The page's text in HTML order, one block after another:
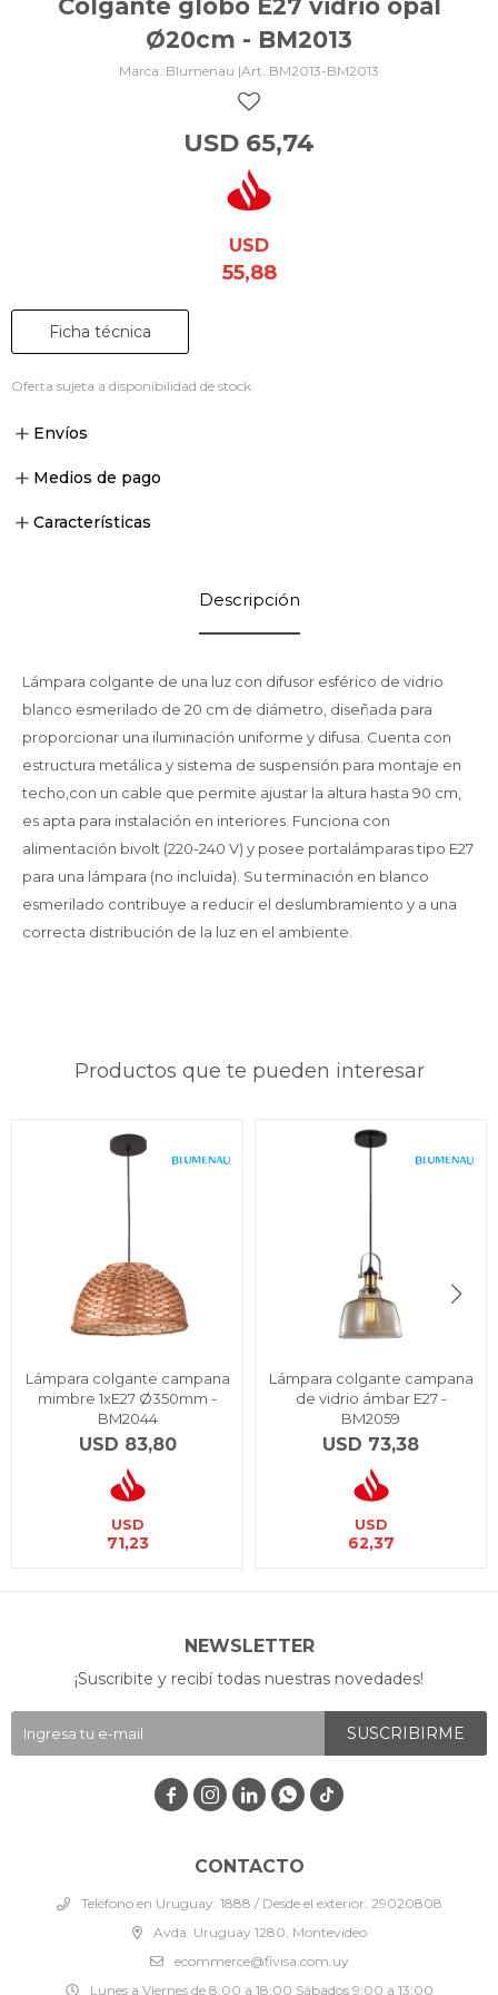
Colgante globo E27 vidrio opal
Ø20cm - BM2013
Blumenau | BM2013-BM2013
USD 65,74
USD
55,88
Ficha técnica
Oferta sujeta a disponibilidad de stock.
Envíos
Medios de pago
Características
Descripción
Lámpara colgante de una luz con difusor esférico de vidrio
blanco esmerilado de 20 cm de diámetro, diseñada para
proporcionar una iluminación uniforme y difusa. Cuenta con
estructura metálica y sistema de suspensión para montaje en
techo,con un cable que permite ajustar la altura hasta 90 cm,
es apta para instalación en interiores. Funciona con
alimentación bivolt (220-240 V) y posee portalámparas tipo E27
para una lámpara (no incluida). Su terminación en blanco
esmerilado contribuye a reducir el deslumbramiento y a una
correcta distribución de la luz en el ambiente.
Productos que te pueden interesar
Lámpara colgante campana
mimbre 1xE27 Ø350mm -
BM2044
USD 83,80
USD
71,23
Lámpara colgante campana
de vidrio ámbar E27 -
BM2059
USD 73,38
USD
62,37
CONTACTO
Teléfono en Uruguay: 1888 / Desde el exterior: 29020808
Avda. Uruguay 1280, Montevideo
ecommerce@fivisa.com.uy
Lunes a Viernes de 8:00 a 18:00 Sábados 9:00 a 13:00
NEWSLETTER
¡Suscribite y recibí todas nuestras novedades!
SUSCRIBIRME
   